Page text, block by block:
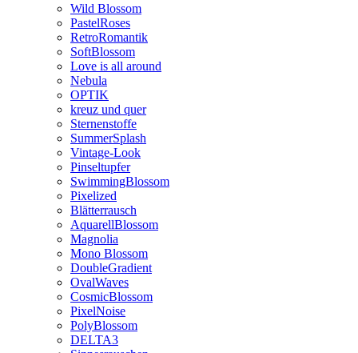
Wild Blossom
PastelRoses
RetroRomantik
SoftBlossom
Love is all around
Nebula
OPTIK
kreuz und quer
Sternenstoffe
SummerSplash
Vintage-Look
Pinseltupfer
SwimmingBlossom
Pixelized
Blätterrausch
AquarellBlossom
Magnolia
Mono Blossom
DoubleGradient
OvalWaves
CosmicBlossom
PixelNoise
PolyBlossom
DELTA3